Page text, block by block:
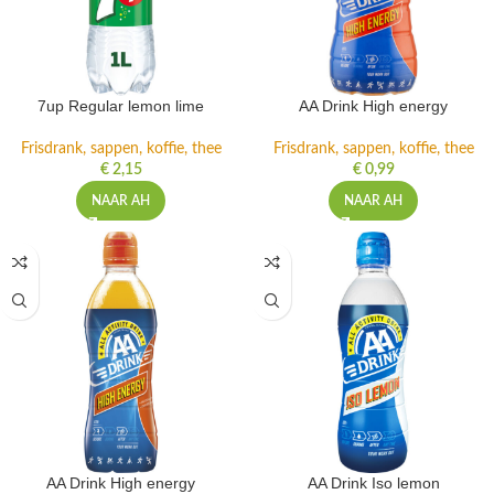
7up Regular lemon lime
Frisdrank, sappen, koffie, thee
€2,15
NAAR AH
AA Drink High energy
Frisdrank, sappen, koffie, thee
€0,99
NAAR AH
AA Drink High energy AA Drink Iso lemon